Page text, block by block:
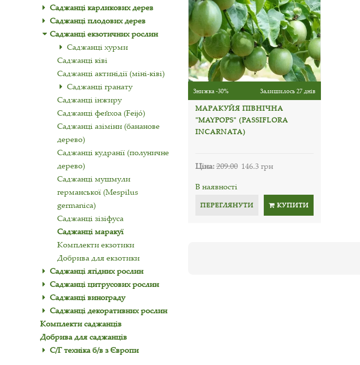
Саджанці карликових дерев
Саджанці плодових дерев
Саджанці екзотичних рослин
Саджанці хурми
Саджанці ківі
Саджанці актинідії (міні-ківі)
Саджанці гранату
Саджанці інжиру
Саджанці фейхоа (Feijó)
Саджанці азіміни (бананове
дерево)
Саджанці кудранії (полуничне
дерево)
Саджанці мушмули
германської (Mespilus
germanica)
Саджанці зізіфуса
Саджанці маракуї
Комплекти екзотики
Добрива для екзотики
Саджанці ягідних рослин
Саджанці цитрусових рослин
Саджанці винограду
Саджанці декоративних рослин
Комплекти саджанців
Добрива для саджанців
С/Г техніка б/в з Європи
Знижка -30% Залишилось 27 днів
МАРАКУЙЯ ПІВНІЧНА
"MAYPOPS" (PASSIFLORA
INCARNATA)
Ціна:209.00 146.3 грн
В наявності
ПЕРЕГЛЯНУТИ КУПИТИ